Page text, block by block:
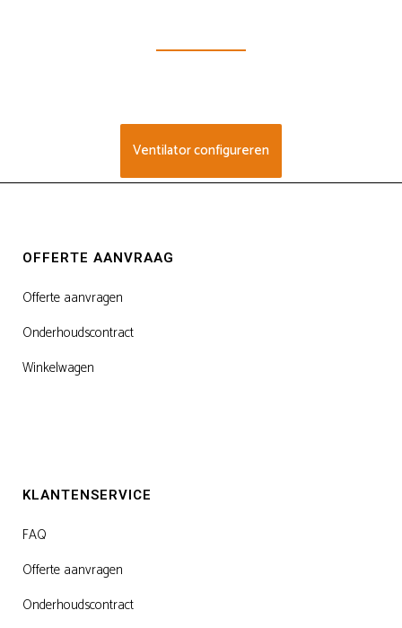
Ventilator configureren
OFFERTE AANVRAAG
Offerte aanvragen
Onderhoudscontract
Winkelwagen
KLANTENSERVICE
FAQ
Offerte aanvragen
Onderhoudscontract